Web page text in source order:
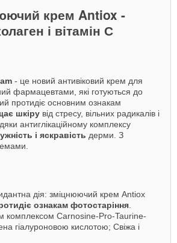
крем Antiox -
і вітамін С
- це новий антивіковий крем для
фармацевтами, які готуються до
протидіє основним ознакам
шкіру від стресу, вільних радикалів і
антиглікаційному комплексу
і яскравість дерми. З
дія: зміцнюючий крем Antiox
ознакам фотостаріння
комплексом Carnosine-Pro-Taurine-
гіалуроновою кислотою; Свіжа і